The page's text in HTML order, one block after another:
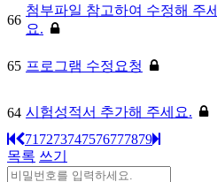
66
첨부파일 참고하여 수정해 주세
요.
65 프로그램 수정요청
64 시험성적서 추가해 주세요.
71 7273747576777879
목록 쓰기